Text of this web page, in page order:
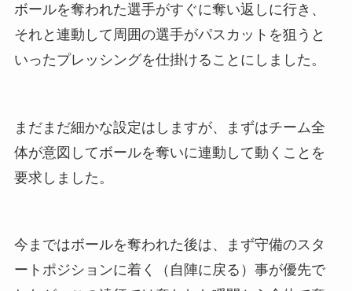
ボールを奪われた選手がすぐに奪い返しに行き、
それと連動して周囲の選手がパスカットを狙うと
いったプレッシングを仕掛けることにしました。
まだまだ細かな設定はしますが、まずはチーム全
体が意図してボールを奪いに連動して動くことを
要求しました。
今まではボールを奪われた後は、まず守備のスタ
ートポジションに着く（自陣に戻る）事が優先で